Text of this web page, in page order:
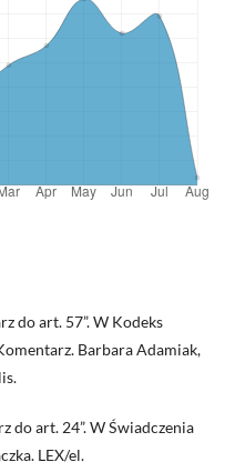
do art. 57”. W Kodeks
Barbara Adamiak,
do art. 24”. W Świadczenia
LEX/el.